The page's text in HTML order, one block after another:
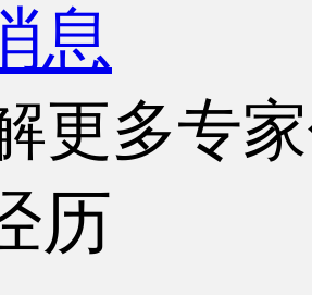
息
更多专
历